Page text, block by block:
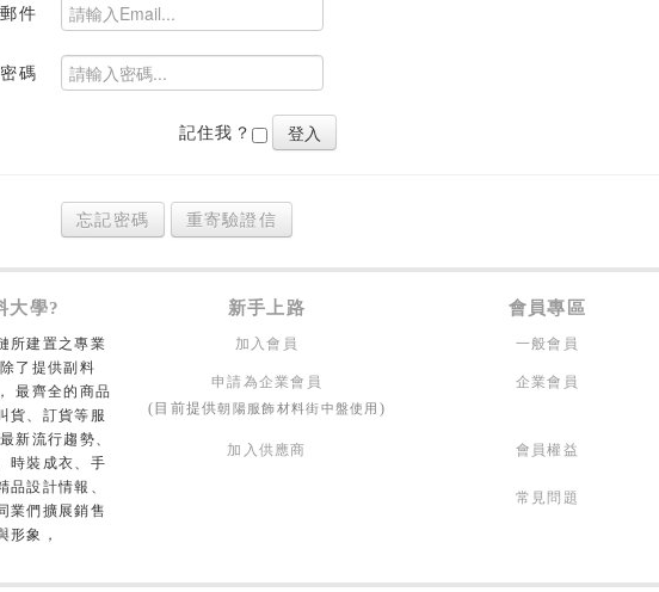
件
密碼
記住我？
忘記密碼 重寄驗證信
大學? 新手上路 會員專區
所建置之專業
了提供副料
最齊全的商品
貨、訂貨等服
新流行趨勢、
時裝成衣、手
品設計情報、
業們擴展銷售
形象，
加入會員 一般會員
申請為企業會員
(目前提供朝陽服飾材料街中盤使用 )
企業會員
加入供應商 會員權益
常見問題